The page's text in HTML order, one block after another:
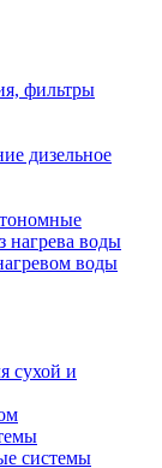
фильтры
дизельное
нагрева воды
воды
сухой и
системы